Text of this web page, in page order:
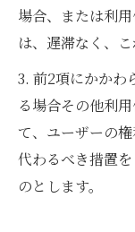
場合、または利
は、遅滞なく、
3. 前2項にかかわ
る場合その他利
て、ユーザーの
代わるべき措置
のとします。